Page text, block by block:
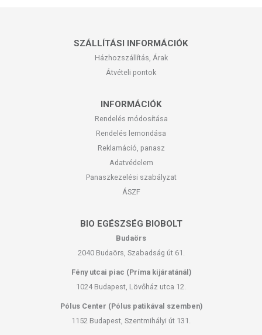
SZÁLLÍTÁSI INFORMÁCIÓK
Házhozszállítás, Árak
Átvételi pontok
INFORMÁCIÓK
Rendelés módosítása
Rendelés lemondása
Reklamáció, panasz
Adatvédelem
Panaszkezelési szabályzat
ÁSZF
BIO EGÉSZSÉG BIOBOLT
Budaörs
2040 Budaörs, Szabadság út 61.
Fény utcai piac (Príma kijáratánál)
1024 Budapest, Lövőház utca 12.
Pólus Center (Pólus patikával szemben)
1152 Budapest, Szentmihályi út 131.